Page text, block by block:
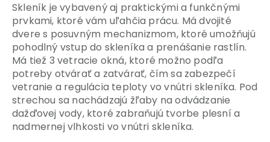
Skleník je vybavený aj praktickými a funkčnými
prvkami, ktoré vám uľahčia prácu. Má dvojité
dvere s posuvným mechanizmom, ktoré umožňujú
pohodlný vstup do skleníka a prenášanie rastlín.
Má tiež 3 vetracie okná, ktoré možno podľa
potreby otvárať a zatvárať, čím sa zabezpečí
vetranie a regulácia teploty vo vnútri skleníka. Pod
strechou sa nachádzajú žľaby na odvádzanie
dažďovej vody, ktoré zabraňujú tvorbe plesní a
nadmernej vlhkosti vo vnútri skleníka.